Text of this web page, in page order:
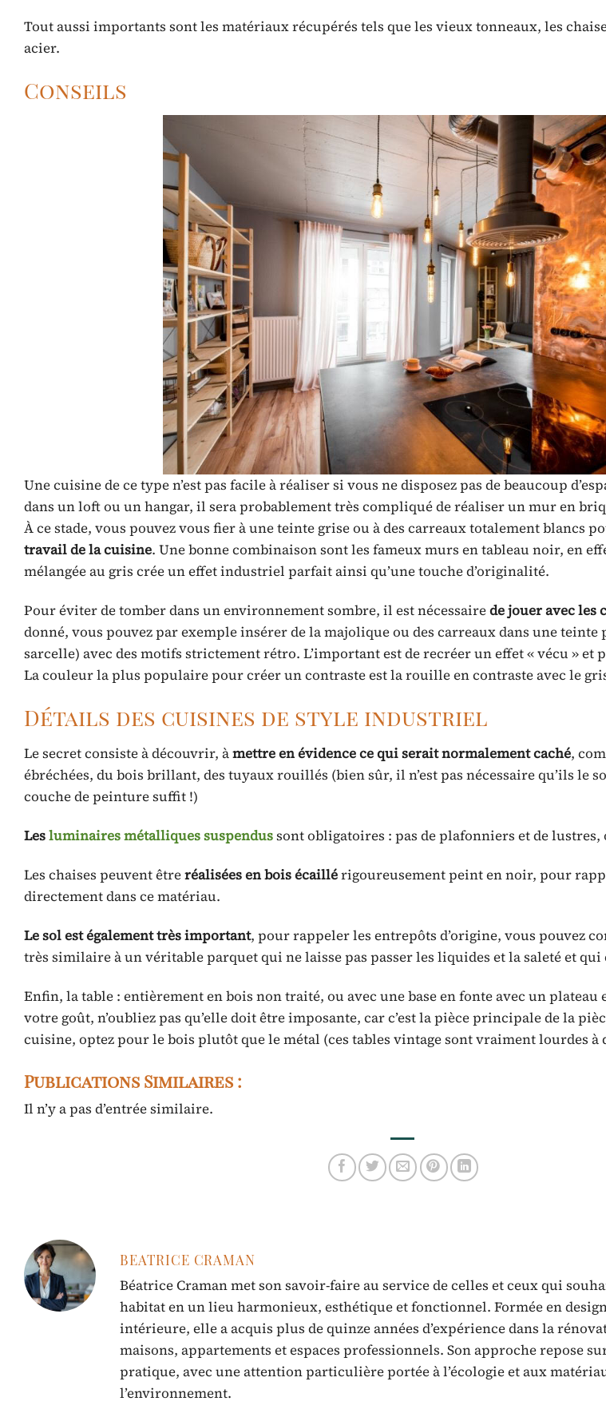
Tout aussi importants sont les matériaux récupérés tels que les vieux tonneaux, les
acier.
Conseils
Une cuisine de ce type n’est pas facile à réaliser si vous ne disposez pas de beaucoup
dans un loft ou un hangar, il sera probablement très compliqué de réaliser un mur en
À ce stade, vous pouvez vous fier à une teinte grise ou à des carreaux totalement blancs
travail de la cuisine. Une bonne combinaison sont les fameux murs en tableau noir, en
mélangée au gris crée un effet industriel parfait ainsi qu’une touche d’originalité.
Pour éviter de tomber dans un environnement sombre, il est nécessairede jouer avec les
donné, vous pouvez par exemple insérer de la majolique ou des carreaux dans une
sarcelle) avec des motifs strictement rétro. L’important est de recréer un effet « vécu » et
La couleur la plus populaire pour créer un contraste est la rouille en contraste avec le
Détails des cuisines de style industriel
Le secret consiste à découvrir, àmettre en évidence ce qui serait normalement caché,
ébréchées, du bois brillant, des tuyaux rouillés (bien sûr, il n’est pas nécessaire qu’ils le
couche de peinture suffit !)
Lesluminaires métalliques suspendussont obligatoires : pas de plafonniers et de lustres,
Les chaises peuvent êtreréalisées en bois écaillérigoureusement peint en noir, pour
directement dans ce matériau.
Le sol est également très important, pour rappeler les entrepôts d’origine, vous pouvez
très similaire à un véritable parquet qui ne laisse pas passer les liquides et la saleté et qui
Enfin, la table : entièrement en bois non traité, ou avec une base en fonte avec un plateau
votre goût, n’oubliez pas qu’elle doit être imposante, car c’est la pièce principale de la
cuisine, optez pour le bois plutôt que le métal (ces tables vintage sont vraiment lourdes à
Publications Similaires :
Il n’y a pas d’entrée similaire.
BEATRICE CRAMAN
Béatrice Craman met son savoir-faire au service de celles et ceux qui
habitat en un lieu harmonieux, esthétique et fonctionnel. Formée en
intérieure, elle a acquis plus de quinze années d’expérience dans la
maisons, appartements et espaces professionnels. Son approche repose
pratique, avec une attention particulière portée à l’écologie et aux
l’environnement.